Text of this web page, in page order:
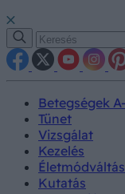
Betegségek
Tünet
Vizsgálat
Kezelés
Életmódváltás
Kutatás